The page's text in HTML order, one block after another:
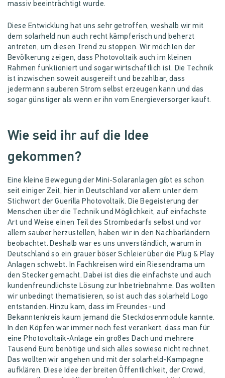
massiv beeinträchtigt wurde.
Diese Entwicklung hat uns sehr getroffen, weshalb wir mit
dem solarheld nun auch recht kämpferisch und beherzt
antreten, um diesen Trend zu stoppen. Wir möchten der
Bevölkerung zeigen, dass Photovoltaik auch im kleinen
Rahmen funktioniert und sogar wirtschaftlich ist. Die Technik
ist inzwischen soweit ausgereift und bezahlbar, dass
jedermann sauberen Strom selbst erzeugen kann und das
sogar günstiger als wenn er ihn vom Energieversorger kauft.
Wie seid ihr auf die Idee
gekommen?
Eine kleine Bewegung der Mini-Solaranlagen gibt es schon
seit einiger Zeit, hier in Deutschland vor allem unter dem
Stichwort der Guerilla Photovoltaik. Die Begeisterung der
Menschen über die Technik und Möglichkeit, auf einfachste
Art und Weise einen Teil des Strombedarfs selbst und vor
allem sauber herzustellen, haben wir in den Nachbarländern
beobachtet. Deshalb war es uns unverständlich, warum in
Deutschland so ein grauer böser Schleier über die Plug & Play
Anlagen schwebt. In Fachkreisen wird ein Riesendrama um
den Stecker gemacht. Dabei ist dies die einfachste und auch
kundenfreundlichste Lösung zur Inbetriebnahme. Das wollten
wir unbedingt thematisieren, so ist auch das solarheld Logo
entstanden. Hinzu kam, dass im Freundes- und
Bekanntenkreis kaum jemand die Steckdosenmodule kannte.
In den Köpfen war immer noch fest verankert, dass man für
eine Photovoltaik-Anlage ein großes Dach und mehrere
Tausend Euro benötige und sich alles sowieso nicht rechnet.
Das wollten wir angehen und mit der solarheld-Kampagne
aufklären. Diese Idee der breiten Öffentlichkeit, der Crowd,